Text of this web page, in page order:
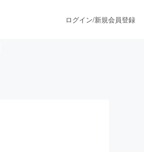
ログイン/新規会員登録